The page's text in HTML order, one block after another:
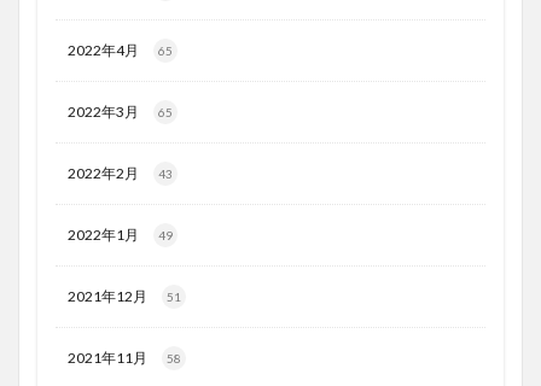
2022年4月 65
2022年3月 65
2022年2月 43
2022年1月 49
2021年12月 51
2021年11月 58